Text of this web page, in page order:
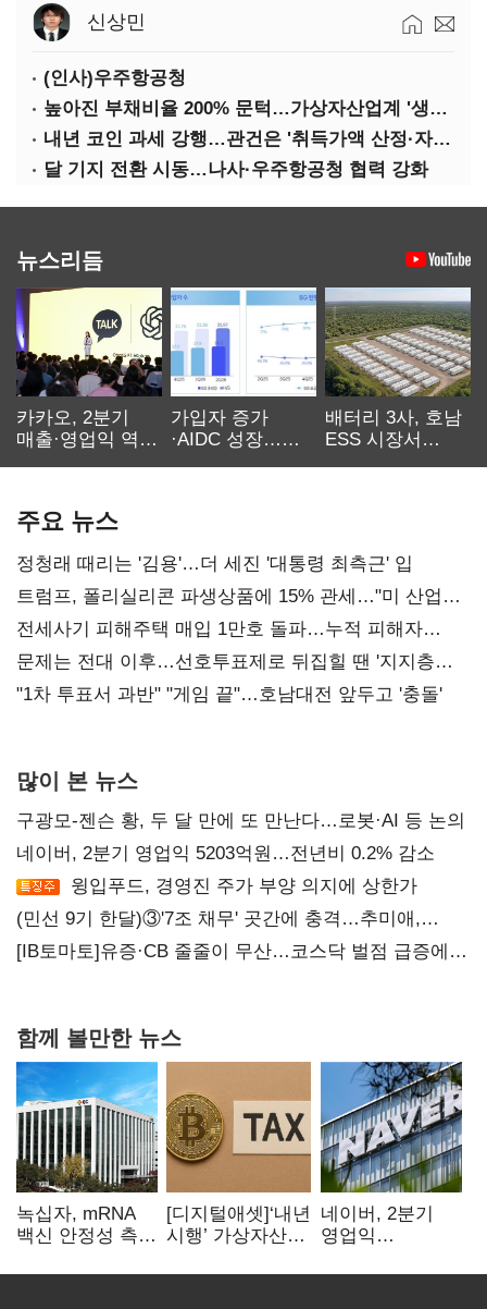
신상민
(인사)우주항공청
높아진 부채비율 200% 문턱…가상자산업계 '생존 시험대'
내년 코인 과세 강행…관건은 '취득가액 산정·자산 이동'
달 기지 전환 시동…나사·우주항공청 협력 강화
뉴스리듬
카카오, 2분기
매출·영업익 역대
가입자 증가
·AIDC 성장…
배터리 3사, 호남
ESS 시장서
주요 뉴스
정청래 때리는 '김용'…더 세진 '대통령 최측근' 입
트럼프, 폴리실리콘 파생상품에 15% 관세…"미 산업
재건"
전세사기 피해주택 매입 1만호 돌파…누적 피해자
4만278명
문제는 전대 이후…선호투표제로 뒤집힐 땐 '지지층
불복'
"1차 투표서 과반" "게임 끝"…호남대전 앞두고 '충돌'
많이 본 뉴스
구광모-젠슨 황, 두 달 만에 또 만난다…로봇·AI 등 논의
네이버, 2분기 영업익 5203억원…전년비 0.2% 감소
윙입푸드, 경영진 주가 부양 의지에 상한가
(민선 9기 한달)③'7조 채무' 곳간에 충격…추미애,
20년만에 '비상재정' 선언 승부수
[IB토마토]유증·CB 줄줄이 무산…코스닥 벌점 급증에
함께 볼만한 뉴스
녹십자, mRNA
백신 안정성 측정
[디지털애셋]‘내년
시행’ 가상자산
문턱 넘을까
네이버, 2분기
영업익
전년비 0.2%